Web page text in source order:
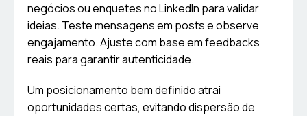
negócios ou enquetes no LinkedIn para validar
ideias. Teste mensagens em posts e observe
engajamento. Ajuste com base em feedbacks
reais para garantir autenticidade.
Um posicionamento bem definido atrai
oportunidades certas, evitando dispersão de